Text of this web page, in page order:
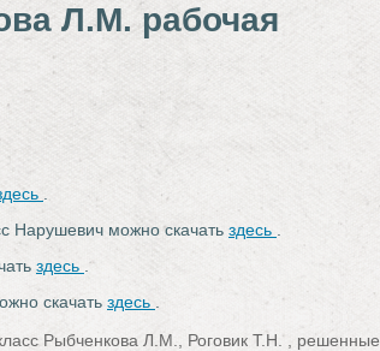
Л.М. рабочая
Нарушевич можно скачать здесь
здесь
скачать здесь
Рыбченкова Л.М., Роговик Т.Н. , решенные